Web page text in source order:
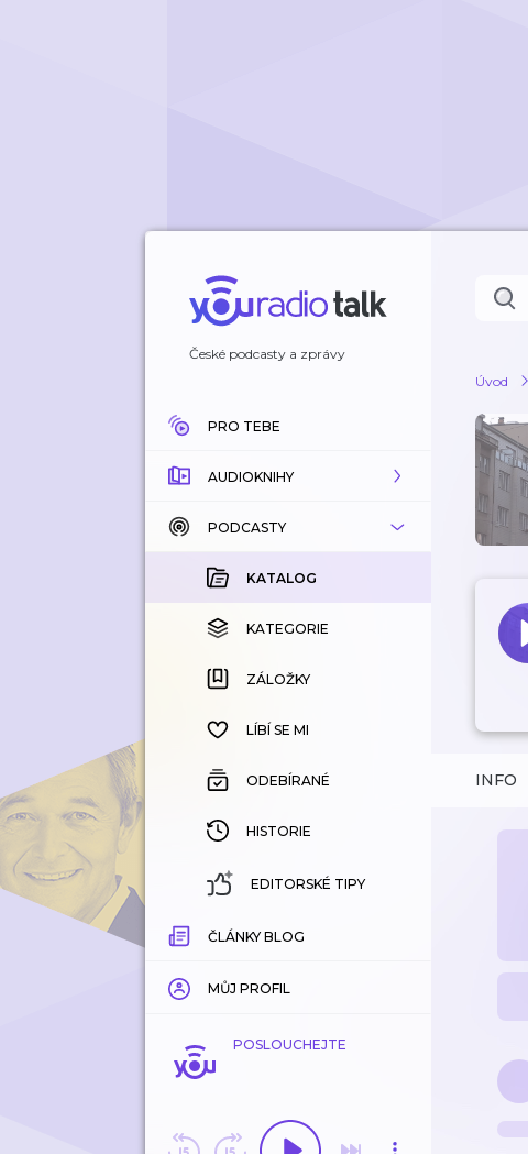
České podcasty a zprávy
PRO TEBE
AUDIOKNIHY
KATALOG
KOUPENÉ
KATEGORIE
ZÁLOŽKY
HISTORIE
PODCASTY
KATALOG
KATEGORIE
ZÁLOŽKY
LÍBÍ SE MI
ODEBÍRANÉ
HISTORIE
EDITORSKÉ TIPY
ČLÁNKY BLOG
MŮJ PROFIL
POSLOUCHEJTE
Úvod
INFO